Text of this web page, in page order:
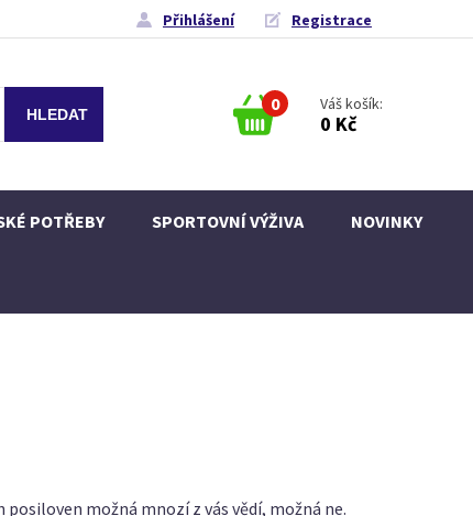
Přihlášení Registrace
0 Váš košík:
0 Kč
POTŘEBY SPORTOVNÍ VÝŽIVA NOVINKY
možná mnozí z vás vědí, možná ne.